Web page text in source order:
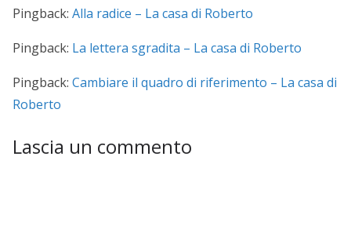
Pingback: Alla radice – La casa di Roberto
Pingback: La lettera sgradita – La casa di Roberto
Pingback: Cambiare il quadro di riferimento – La casa di
Roberto
Lascia un commento